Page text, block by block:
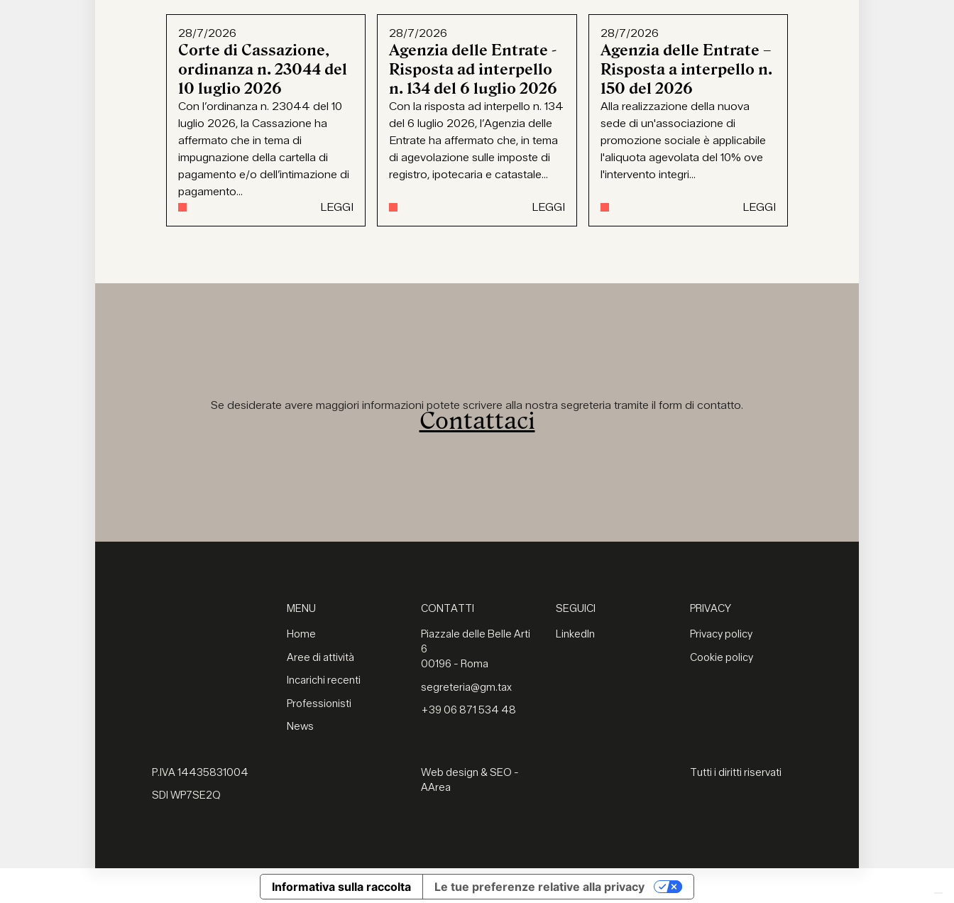
28/7/2026
Corte di Cassazione,
ordinanza n. 23044 del
10 luglio 2026
Con l’ordinanza n. 23044 del 10
luglio 2026, la Cassazione ha
affermato che in tema di
impugnazione della cartella di
pagamento e/o dell’intimazione di
pagamento...
LEGGI
28/7/2026
Agenzia delle Entrate -
Risposta ad interpello
n. 134 del 6 luglio 2026
Con la risposta ad interpello n. 134
del 6 luglio 2026, l’Agenzia delle
Entrate ha affermato che, in tema
di agevolazione sulle imposte di
registro, ipotecaria e catastale...
LEGGI
28/7/2026
Agenzia delle Entrate –
Risposta a interpello n.
150 del 2026
Alla realizzazione della nuova
sede di un'associazione di
promozione sociale è applicabile
l'aliquota agevolata del 10% ove
l'intervento integri...
LEGGI
Se desiderate avere maggiori informazioni potete scrivere alla nostra segreteria tramite il form di contatto.
Contattaci
MENU
Home
Aree di attività
Incarichi recenti
Professionisti
News
CONTATTI
Piazzale delle Belle Arti
6
00196 - Roma
segreteria@gm.tax
+39 06 871 534 48
SEGUICI
LinkedIn
PRIVACY
Privacy policy
Cookie policy
P.IVA 14435831004
SDI WP7SE2Q
Web design & SEO -
AArea
Tutti i diritti riservati
Informativa sulla raccolta Le tue preferenze relative alla privacy